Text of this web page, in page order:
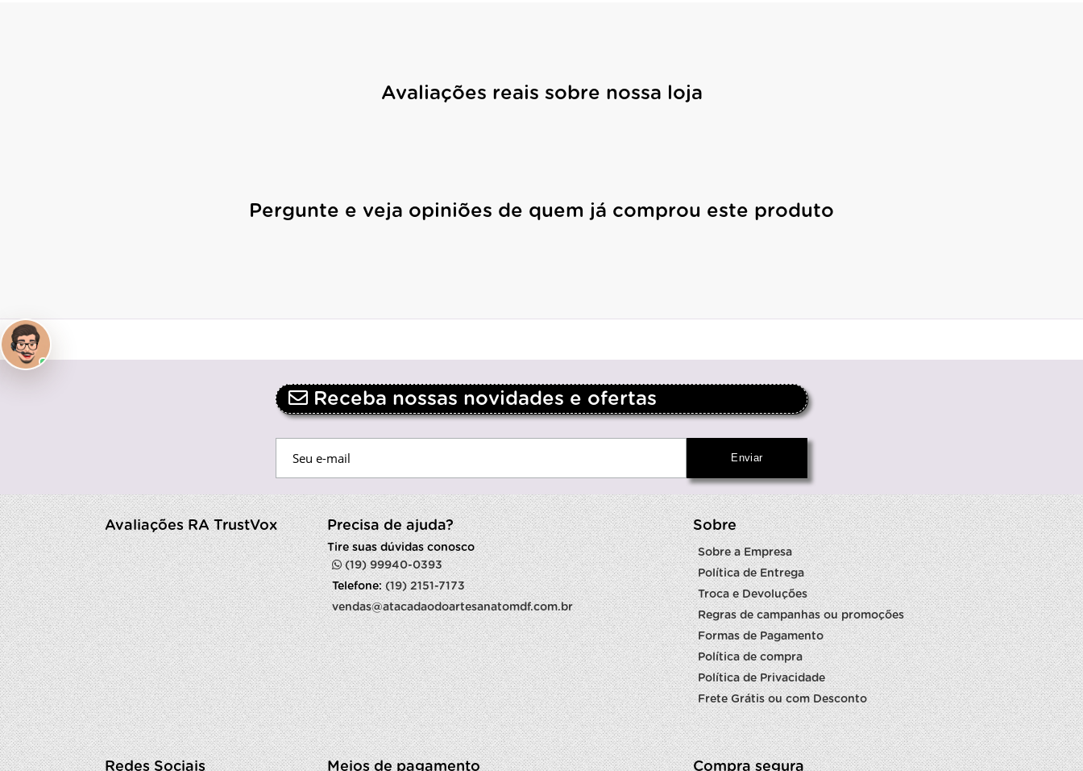
Avaliações reais sobre nossa loja
Pergunte e veja opiniões de quem já comprou este produto
Receba nossas novidades e ofertas
Avaliações RA TrustVox Precisa de ajuda?
Tire suas dúvidas conosco
(19) 99940-0393
Telefone:(19) 2151-7173
vendas@atacadaodoartesanatomdf.com.br
Sobre
Sobre a Empresa
Política de Entrega
Troca e Devoluções
Regras de campanhas ou promoções
Formas de Pagamento
Política de compra
Política de Privacidade
Frete Grátis ou com Desconto
Redes Sociais Meios de pagamento Compra segura